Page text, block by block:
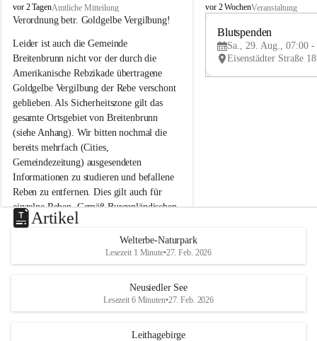
B
r
i
t
e
n
b
r
u
n
n
a
m
N
e
u
s
d
S
vor 2 TagenAmtliche Mitteilung
Verordnung betr. Goldgelbe Vergilbung!
Leider ist auch die Gemeinde
Breitenbrunn nicht vor der durch die
Amerikanische Rebzikade übertragene
Goldgelbe Vergilbung der Rebe verschont
geblieben. Als Sicherheitszone gilt das
gesamte Ortsgebiet von Breitenbrunn
(siehe Anhang). Wir bitten nochmal die
bereits mehrfach (Cities,
Gemeindezeitung) ausgesendeten
Informationen zu studieren und befallene
Reben zu entfernen. Dies gilt auch für
einzelne Reben. Gemäß Burgenländischen
Weinbaugesetz sind nicht gepflegte oder
unzulässige Weingärten zu roden! Bitte
helfen wir zusammen um unsere Winzer
vor den prognostizierten Ernteausfällen
und den daraus folgenden wirtschaftlichen
B
e
u
e
d
r
S
vor 2 WochenVeranstaltung
Blutspenden
Sa., 29. Aug., 07:00 -
Artikel
Welterbe-Naturpark
Lesezeit 1 Minute•27. Feb. 2026
Neusiedler See
Lesezeit 6 Minuten•27. Feb. 2026
Leithagebirge